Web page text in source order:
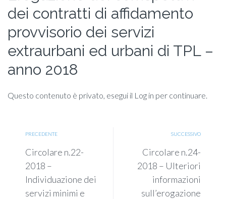
dei contratti di affidamento
provvisorio dei servizi
extraurbani ed urbani di TPL –
anno 2018
Questo contenuto è privato, esegui il Log in per continuare.
PRECEDENTE
Circolare n.22-
2018 –
Individuazione dei
servizi minimi e
SUCCESSIVO
Circolare n.24-
2018 – Ulteriori
informazioni
sull’erogazione